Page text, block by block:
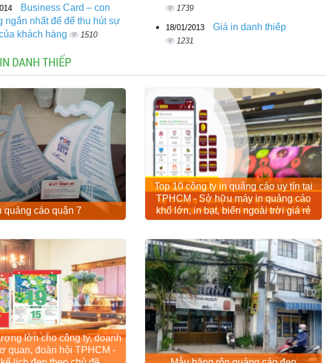
Business Card – con
ngắn nhất để để thu hút sự
khách hàng
1510
1739
18/01/2013 Giá in danh thiếp
1231
DANH THIẾP
quảng cáo quận 7
Top 10 công ty in quảng cáo uy tín tại
TPHCM - Sở hữu máy in quảng cáo
khổ lớn, in bạt, biển ngoài trời giá rẻ
lớn cho công ty, doanh
quan, đoàn hội TPHCM -